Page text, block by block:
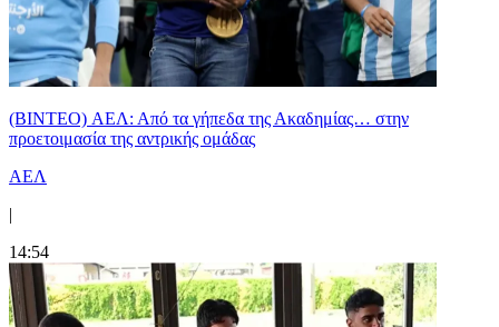
(BINTEO) ΑΕΛ: Από τα γήπεδα της Ακαδημίας… στην
προετοιμασία της αντρικής ομάδας
ΑΕΛ
|
14:54